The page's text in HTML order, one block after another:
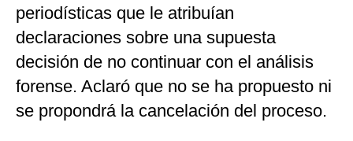
periodísticas que le atribuían
declaraciones sobre una supuesta
decisión de no continuar con el análisis
forense. Aclaró que no se ha propuesto ni
se propondrá la cancelación del proceso.